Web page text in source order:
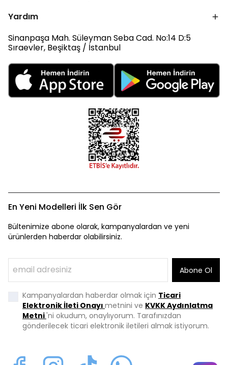
Yardım
Sinanpaşa Mah. Süleyman Seba Cad. No:14 D:5
Sıraevler, Beşiktaş / İstanbul
En Yeni Modelleri İlk Sen Gör
Bültenimize abone olarak, kampanyalardan ve yeni
ürünlerden haberdar olabilirsiniz.
Abone Ol
Kampanyalardan haberdar olmak için Ticari
Elektronik İleti Onayı metnini ve KVKK Aydınlatma
Metni'ni okudum, onaylıyorum. Tarafınızdan
gönderilecek ticari elektronik iletileri almak istiyorum.